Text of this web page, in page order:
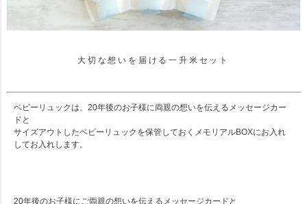
大切な想いを届ける一升米セット
ベビーリュックは、20年後のお子様に両親の想いを伝えるメッセージカー
ドと
サイズアウトしたベビーリュックを保管しておくメモリアルBOXにお入れ
してお入れします。
20年後のお子様にご両親の想いを伝えるメッセージカードと